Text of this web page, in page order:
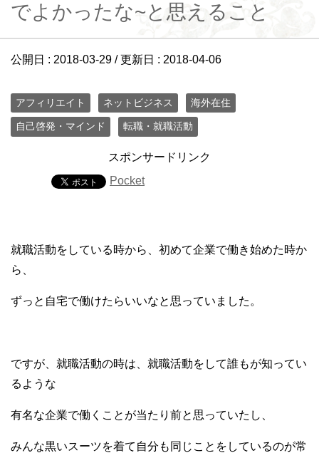
でよかったな~と思えること
公開日 : 2018-03-29 / 更新日 : 2018-04-06
アフィリエイト ネットビジネス 海外在住
自己啓発・マインド 転職・就職活動
スポンサードリンク
Pocket
就職活動をしている時から、初めて企業で働き始めた時か
ら、
ずっと自宅で働けたらいいなと思っていました。
ですが、就職活動の時は、就職活動をして誰もが知ってい
るような
有名な企業で働くことが当たり前と思っていたし、
みんな黒いスーツを着て自分も同じことをしているのが常